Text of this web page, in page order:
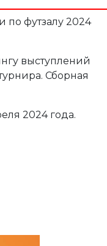
по футзалу 2024
выступлений
Сборная
2024 года.